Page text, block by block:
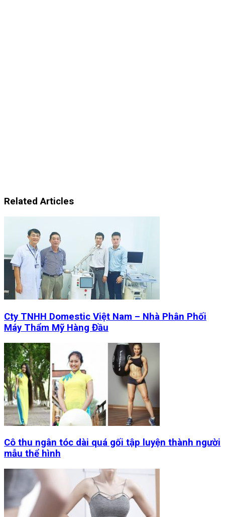
Related Articles
Cty TNHH Domestic Việt Nam – Nhà Phân Phối
Máy Thẩm Mỹ Hàng Đầu
Cô thu ngân tóc dài quá gối tập luyện thành người
mẫu thể hình